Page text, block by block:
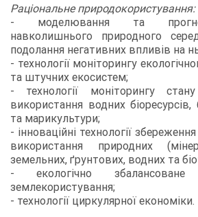
Раціональне природокористування:
- моделювання та
навколишнього природного
подолання негативних впливів на
- технології моніторингу
та штучних екосистем;
- технології моніторингу
використання водних біоресурсів,
та марикультури;
- інноваційні технології
використання природних
земельних, ґрунтових, водних та
- екологічно
землекористування;
- технології циркулярної економіки.